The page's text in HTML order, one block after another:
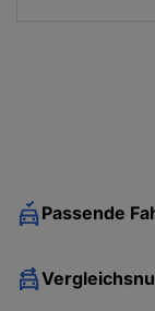
DAEWOO
DAEWOO
Passende